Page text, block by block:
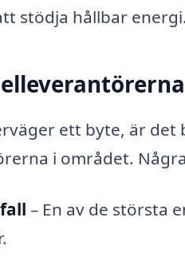
stödja hållbar energi.
ett byte, är
i området.
– En av de största